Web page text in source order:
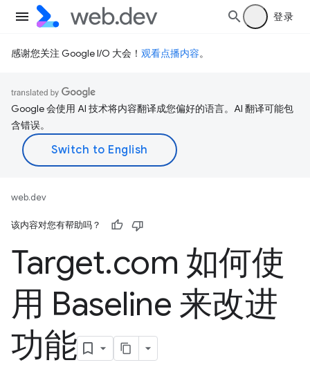
登录
感谢您关注 Google I/O 大会！ 观看点播内容。
Google 会使用 AI 技术将内容翻译成您偏好的语言。AI 翻译可能包
含错误。
web.dev
该内容对您有帮助吗？
Target.com 如何使
用 Baseline 来改进
功能